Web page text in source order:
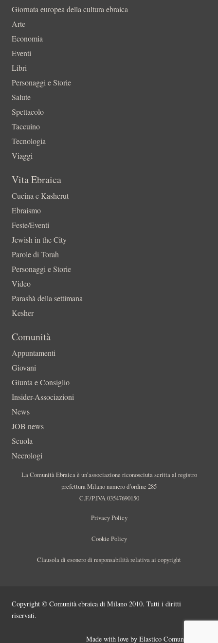
Giornata europea della cultura ebraica
Arte
Economia
Eventi
Libri
Personaggi e Storie
Salute
Spettacolo
Taccuino
Tecnologia
Viaggi
Vita Ebraica
Cucina e Kasherut
Ebraismo
Feste/Eventi
Jewish in the City
Parole di Torah
Personaggi e Storie
Video
Parashà della settimana
Kesher
Comunità
Appuntamenti
Giovani
Giunta e Consiglio
Insider-Associazioni
News
JOB news
Scuola
Necrologi
La Comunità Ebraica è un’associazione riconosciuta scritta al registro
prefettura Milano numero d’ordine 285
C.F./P.IVA 03547690150
Privacy Policy
Cookie Policy
Clausola di esonero di responsabilità relativa ai copyright
Copyright © Comunità ebraica di Milano 2010. Tutti i diritti
riservati.
Made with love by Elastico Comunicazione